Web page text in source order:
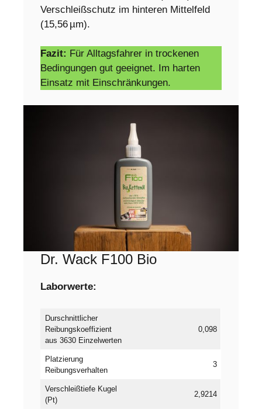
Verschleißschutz im hinteren Mittelfeld
(15,56 µm).
Fazit: Für Alltagsfahrer in trockenen
Bedingungen gut geeignet. Im harten
Einsatz mit Einschränkungen.
Dr. Wack F100 Bio
Laborwerte:
Durschnittlicher
Reibungskoeffizient
aus 3630 Einzelwerten
0,098
Platzierung
Reibungsverhalten
3
Verschleißtiefe Kugel
(Pt)
2,9214